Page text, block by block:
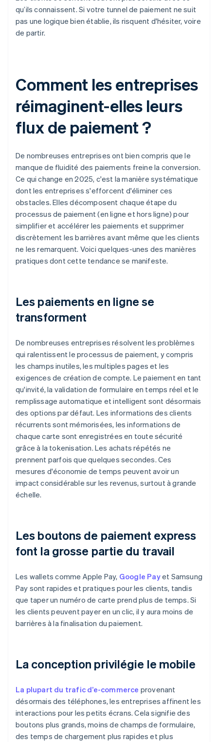
qu’ils connaissent. Si votre tunnel de paiement ne suit
pas une logique bien établie, ils risquent d'hésiter, voire
de partir.
Comment les entreprises
réimaginent-elles leurs
flux de paiement ?
De nombreuses entreprises ont bien compris que le
manque de fluidité des paiements freine la conversion.
Ce qui change en 2025, c'est la manière systématique
dont les entreprises s'efforcent d'éliminer ces
obstacles. Elles décomposent chaque étape du
processus de paiement (en ligne et hors ligne) pour
simplifier et accélérer les paiements et supprimer
discrètement les barrières avant même que les clients
ne les remarquent. Voici quelques-unes des manières
pratiques dont cette tendance se manifeste.
Les paiements en ligne se
transforment
De nombreuses entreprises résolvent les problèmes
qui ralentissent le processus de paiement, y compris
les champs inutiles, les multiples pages et les
exigences de création de compte. Le paiement en tant
qu'invité, la validation de formulaire en temps réel et le
remplissage automatique et intelligent sont désormais
des options par défaut. Les informations des clients
récurrents sont mémorisées, les informations de
chaque carte sont enregistrées en toute sécurité
grâce à la tokenisation. Les achats répétés ne
prennent parfois que quelques secondes. Ces
mesures d'économie de temps peuvent avoir un
impact considérable sur les revenus, surtout à grande
échelle.
Les boutons de paiement express
font la grosse partie du travail
Les wallets comme Apple Pay, Google Payet Samsung
Pay sont rapides et pratiques pour les clients, tandis
que taper un numéro de carte prend plus de temps. Si
les clients peuvent payer en un clic, il y aura moins de
barrières à la finalisation du paiement.
La conception privilégie le mobile
La plupart du trafic d’e-commerce provenant
désormais des téléphones, les entreprises affinent les
interactions pour les petits écrans. Cela signifie des
boutons plus grands, moins de champs de formulaire,
des temps de chargement plus rapides et plus